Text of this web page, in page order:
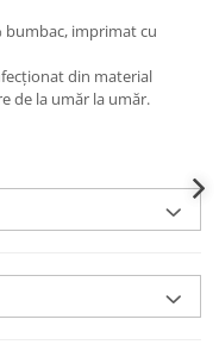
bumbac, imprimat cu
din material
de la umăr la umăr.